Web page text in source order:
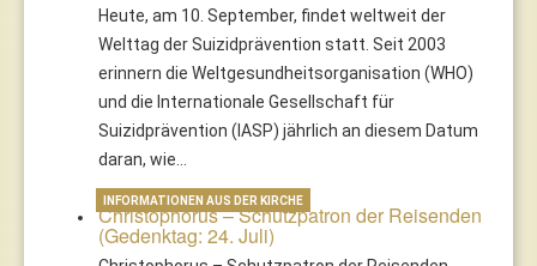
Heute, am 10. September, findet weltweit der
Welttag der Suizidprävention statt. Seit 2003
erinnern die Weltgesundheitsorganisation (WHO)
und die Internationale Gesellschaft für
Suizidprävention (IASP) jährlich an diesem Datum
daran, wie…
Christophorus – Schutzpatron der Reisenden
(Gedenktag: 24. Juli)
INFORMATIONEN AUS DER KIRCHE